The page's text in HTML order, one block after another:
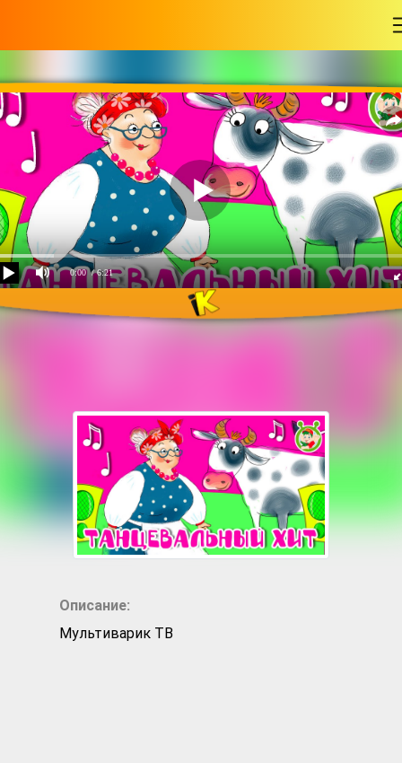
0:00 / 6:21
Описание:
Мультиварик ТВ